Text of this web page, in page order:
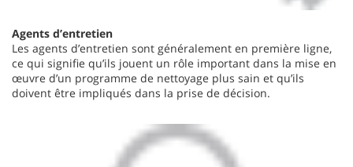
Agents d’entretien
Les agents d’entretien sont généralement en première ligne,
ce qui signifie qu’ils jouent un rôle important dans la mise en
œuvre d’un programme de nettoyage plus sain et qu’ils
doivent être impliqués dans la prise de décision.